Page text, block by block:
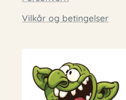
Vilkår og betingelser